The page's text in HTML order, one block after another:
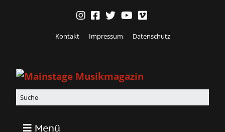
Kontakt Impressum Datenschutz
Menü